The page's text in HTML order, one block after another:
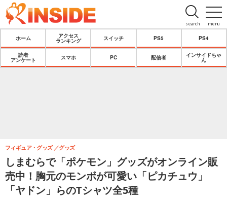
menu
search
ホーム
アクセス
ランキング
スイッチ PS5 PS4
読者
アンケート
スマホ PC 配信者
インサイドちゃ
ん
しまむらで「ポケモン」グッズがオンライン販
売中！胸元のモンボが可愛い「ピカチュウ」
「ヤドン」らのTシャツ全5種
フィギュア・グッズ グッズ